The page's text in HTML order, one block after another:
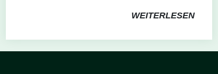
WEITERLESEN